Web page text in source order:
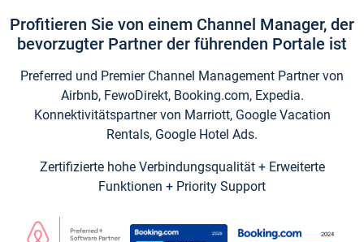
Profitieren Sie von einem Channel Manager, der
bevorzugter Partner der führenden Portale ist
Preferred und Premier Channel Management Partner von
Airbnb, FewoDirekt, Booking.com, Expedia.
Konnektivitätspartner von Marriott, Google Vacation
Rentals, Google Hotel Ads.
Zertifizierte hohe Verbindungsqualität + Erweiterte
Funktionen + Priority Support